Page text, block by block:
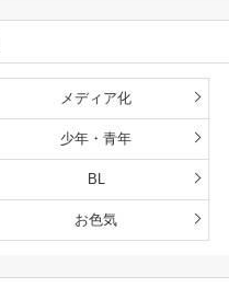
メディア化
少年・青年
BL
お色気